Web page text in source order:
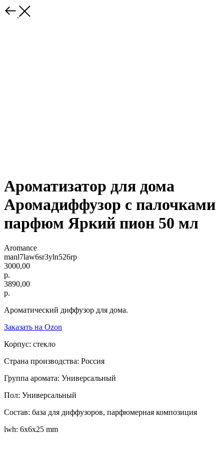
Ароматизатор для дома
Аромадиффузор с палочками
парфюм Яркий пион 50 мл
Aromance
manl7law6sr3yln526rp
3000,00
р.
3890,00
р.
Ароматический диффузор для дома.
Заказать на Ozon
Корпус: стекло
Страна производства: Россия
Группа аромата: Универсальный
Пол: Универсальный
Состав: база для диффузоров, парфюмерная композиция
lwh: 6x6x25 mm